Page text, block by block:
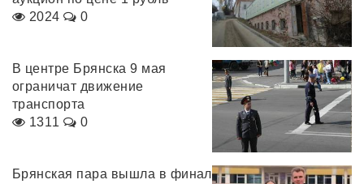
2024
0
В центре Брянска 9 мая
ограничат движение
транспорта
1311
0
Брянская пара вышла в финал